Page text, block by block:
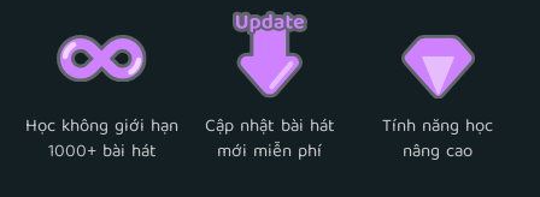
Học không giới hạn
1000+ bài hát
Cập nhật bài hát
mới miễn phí
Tính năng học
nâng cao